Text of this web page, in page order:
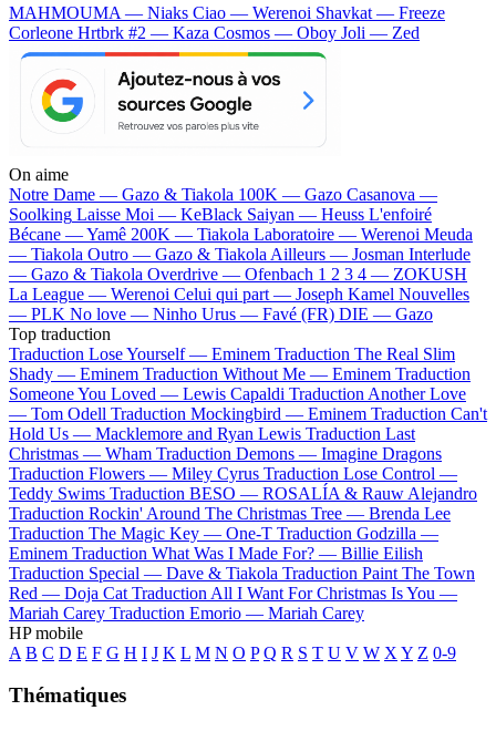
MAHMOUMA — Niaks Ciao — Werenoi Shavkat — Freeze
Corleone Hrtbrk #2 — Kaza Cosmos — Oboy Joli — Zed
On aime
Notre Dame — Gazo & Tiakola 100K — Gazo Casanova —
Soolking Laisse Moi — KeBlack Saiyan — Heuss L'enfoiré
Bécane —Yamê 200K — Tiakola Laboratoire — Werenoi Meuda
— Tiakola Outro — Gazo & Tiakola Ailleurs — Josman Interlude
— Gazo & Tiakola Overdrive — Ofenbach 1 2 3 4 — ZOKUSH
La League — Werenoi Celui qui part — Joseph Kamel Nouvelles
— PLK No love — Ninho Urus — Favé (FR) DIE — Gazo
Top traduction
Traduction Lose Yourself — Eminem Traduction The Real Slim
Shady — Eminem Traduction Without Me — Eminem Traduction
Someone You Loved — Lewis Capaldi Traduction Another Love
— Tom Odell Traduction Mockingbird — Eminem Traduction Can't
Hold Us — Macklemore and Ryan Lewis Traduction Last
Christmas — Wham Traduction Demons — Imagine Dragons
Traduction Flowers — Miley Cyrus Traduction Lose Control —
Teddy Swims Traduction BESO — ROSALÍA & Rauw Alejandro
Traduction Rockin' Around The Christmas Tree — Brenda Lee
Traduction The Magic Key — One-T Traduction Godzilla —
Eminem Traduction What Was I Made For? — Billie Eilish
Traduction Special — Dave & Tiakola Traduction Paint The Town
Red — Doja Cat Traduction All I Want For Christmas Is You —
Mariah Carey Traduction Emorio — Mariah Carey
HP mobile
A B C D E F G H I J K L M N O P Q R S T U V W X Y Z 0-9
Thématiques